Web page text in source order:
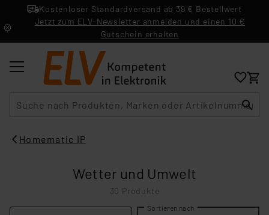
Kostenloser Standardversand ab 39 € Bestellwert
Jetzt zum ELV-Newsletter anmelden und einen 10 €
Gutschein erhalten
Homematic IP
Wetter und Umwelt
30 Produkte
Sortieren nach